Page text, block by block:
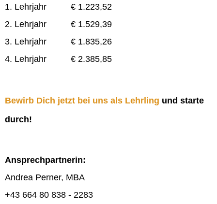
1. Lehrjahr € 1.223,52
2. Lehrjahr € 1.529,39
3. Lehrjahr € 1.835,26
4. Lehrjahr € 2.385,85
Bewirb Dich jetzt bei uns als Lehrling und starte
durch!
Ansprechpartnerin:
Andrea Perner, MBA
+43 664 80 838 - 2283